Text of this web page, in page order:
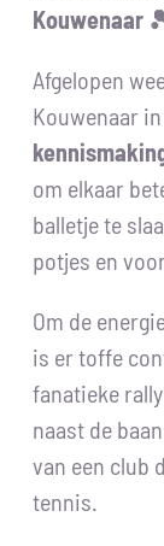
Kouwenaar
Afgelopen
Kouwenaar
om elkaar
balletje te
potjes en
Om de
is er toffe
fanatieke
naast de
van een club
tennis.